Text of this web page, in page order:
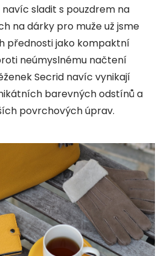
sladit s pouzdrem na
na dárky pro muže už jsme
přednosti jako kompaktní
neúmyslnému načtení
Secrid navíc vynikají
barevných odstínů a
povrchových úprav.